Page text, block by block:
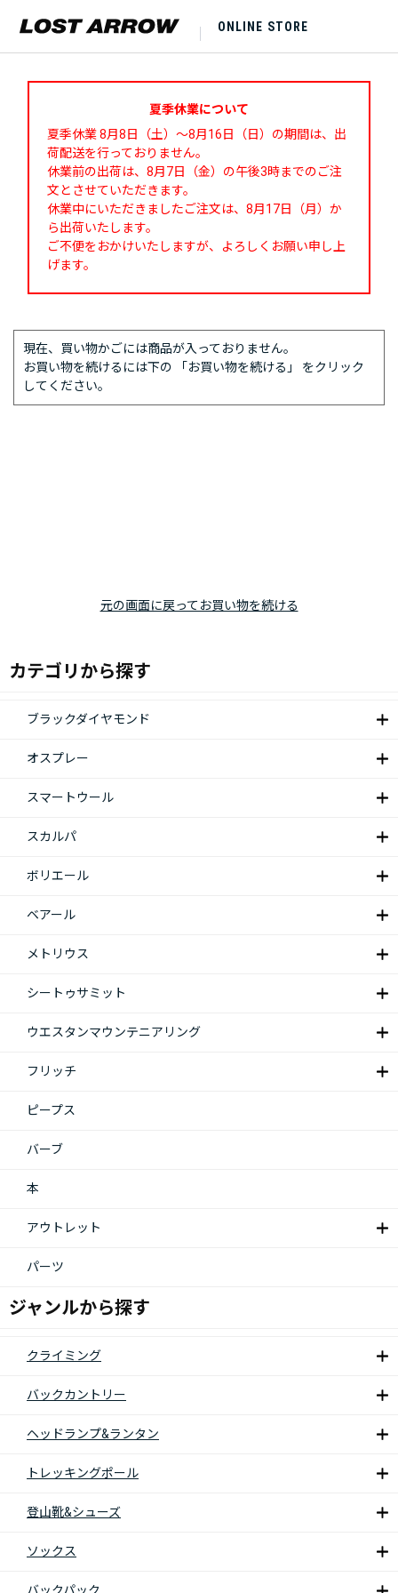
ONLINE STORE
夏季休業について
夏季休業 8月8日（土）～8月16日（日）の期間は、出
荷配送を行っておりません。
休業前の出荷は、8月7日（金）の午後3時までのご注
文とさせていただきます。
休業中にいただきましたご注文は、8月17日（月）か
ら出荷いたします。
ご不便をおかけいたしますが、よろしくお願い申し上
げます。
現在、買い物かごには商品が入っておりません。
お買い物を続けるには下の 「お買い物を続ける」 をクリック
してください。
元の画面に戻ってお買い物を続ける
カテゴリから探す
ブラックダイヤモンド
オスプレー
スマートウール
スカルパ
ボリエール
ベアール
メトリウス
シートゥサミット
ウエスタンマウンテニアリング
フリッチ
ピープス
バーブ
本
アウトレット
パーツ
ジャンルから探す
クライミング
バックカントリー
ヘッドランプ&ランタン
トレッキングポール
登山靴&シューズ
ソックス